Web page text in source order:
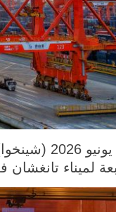
لميناء